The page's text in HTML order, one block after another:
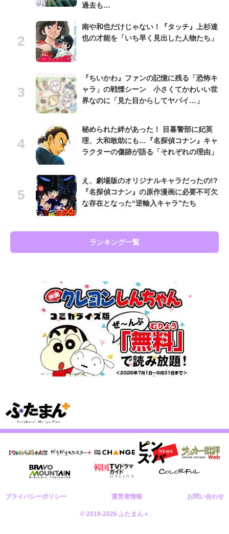
過去も…
南や和也だけじゃない！『タッチ』上杉達
也の才能を「いち早く見出した人物たち」
『ちいかわ』ファンの記憶に残る「恐怖キ
ャラ」の戦慄シーン 小さくてかわいい世
界なのに「見た目からしてヤバイ…」
秘められた絆があった！ 目暮警部に妃英
理、大和敢助にも…『名探偵コナン』キャ
ラクターの傷跡が語る「それぞれの理由」
え、劇場版のオリジナルキャラだったの!?
『名探偵コナン』の原作漫画に必要不可欠
な存在となった“逆輸入キャラ”たち
ランキング一覧
プライバシーポリシー 運営者情報 お問い合わせ
© 2019-2026 ふたまん＋